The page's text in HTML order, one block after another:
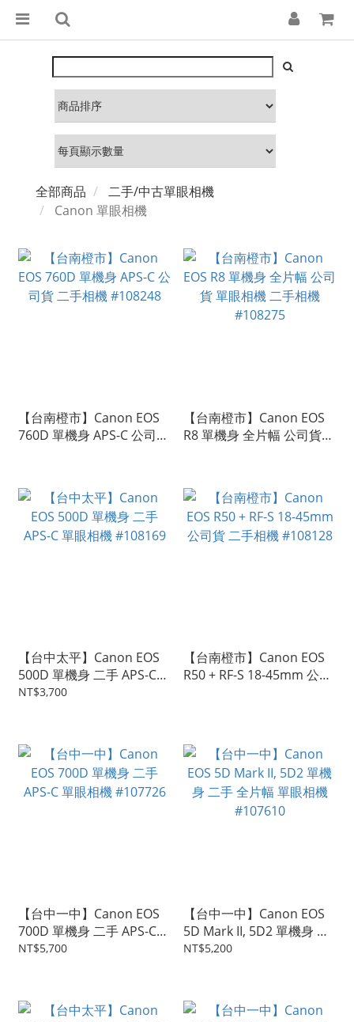
全部商品
二手/中古單眼相機
Canon 單眼相機
【台南橙市】Canon EOS
760D 單機身 APS-C 公司貨
【台南橙市】Canon EOS
R8 單機身 全片幅 公司貨
【台中太平】Canon EOS
500D 單機身 二手 APS-C
單眼相機 #108169
NT$3,700
【台南橙市】Canon EOS
R50 + RF-S 18-45mm 公司
【台中一中】Canon EOS
700D 單機身 二手 APS-C
單眼相機 #107726
NT$5,700
【台中一中】Canon EOS
5D Mark II, 5D2 單機身 二
手 全片幅 單眼相機
NT$5,200